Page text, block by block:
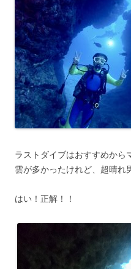
ラストダイブはおすすめから
雲が多かったけれど、超晴れ
はい！正解！！